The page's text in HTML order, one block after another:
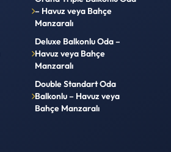
– Havuz veya Bahçe
Manzaralı
Deluxe Balkonlu Oda –
Havuz veya Bahçe
Manzaralı
Double Standart Oda
Balkonlu – Havuz veya
Bahçe Manzaralı